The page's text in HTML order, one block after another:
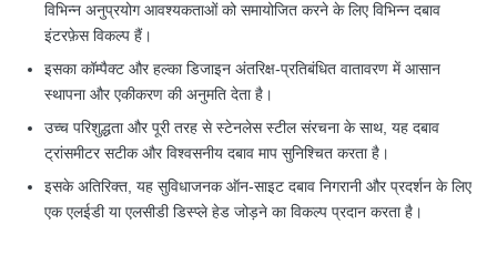
विभिन्न अनुप्रयोग आवश्यकताओं को समायोजित करने के लिए विभिन्न दबाव
इंटरफ़ेस विकल्प हैं।
इसका कॉम्पैक्ट और हल्का डिजाइन अंतरिक्ष-प्रतिबंधित वातावरण में आसान
स्थापना और एकीकरण की अनुमति देता है।
उच्च परिशुद्धता और पूरी तरह से स्टेनलेस स्टील संरचना के साथ, यह दबाव
ट्रांसमीटर सटीक और विश्वसनीय दबाव माप सुनिश्चित करता है।
इसके अतिरिक्त, यह सुविधाजनक ऑन-साइट दबाव निगरानी और प्रदर्शन के लिए
एक एलईडी या एलसीडी डिस्प्ले हेड जोड़ने का विकल्प प्रदान करता है।